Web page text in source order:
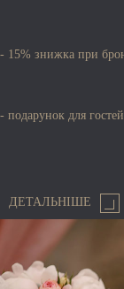
- 15% знижка при
- подарунок для
ДЕТАЛЬНІШЕ